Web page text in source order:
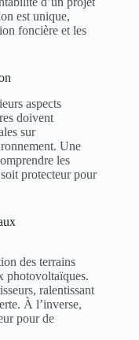
est unique,
foncière et les
aspects
doivent
sur
Une
les
protecteur pour
des terrains
photovoltaïques.
ralentissant
À l’inverse,
pour de